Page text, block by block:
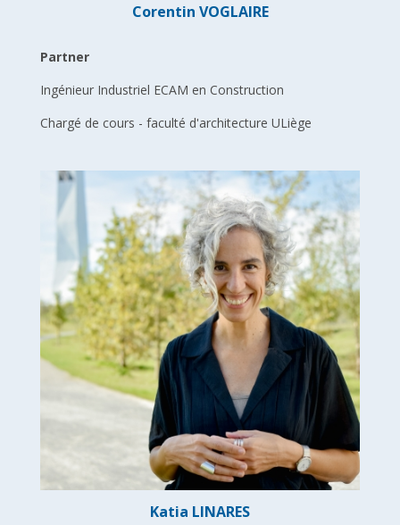
Corentin VOGLAIRE
Partner
Ingénieur Industriel ECAM en Construction
Chargé de cours - faculté d'architecture ULiège
Katia LINARES